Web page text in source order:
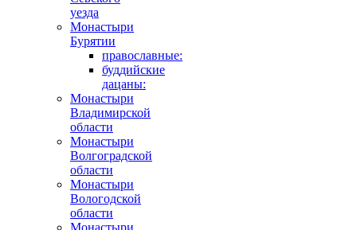
уезда
Монастыри
Бурятии
православные:
буддийские
дацаны:
Монастыри
Владимирской
области
Монастыри
Волгоградской
области
Монастыри
Вологодской
области
Монастыри